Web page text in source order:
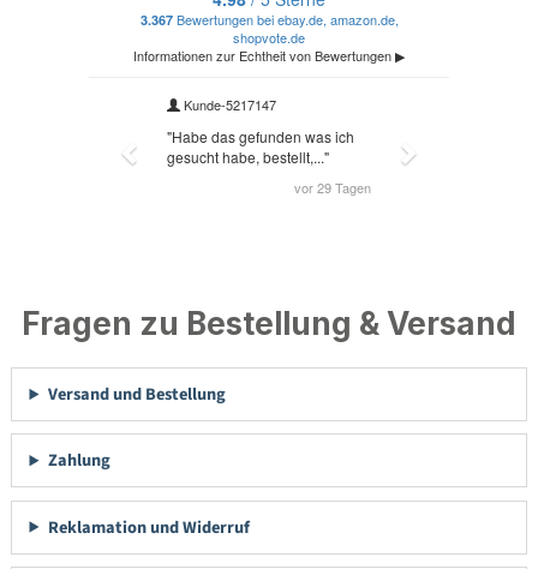
Fragen zu Bestellung & Versand
Versand und Bestellung
Zahlung
Reklamation und Widerruf